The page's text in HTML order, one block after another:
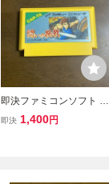
即決ファミコンソフト 闘
いの挽歌 CAPCOM
即決 1,400円